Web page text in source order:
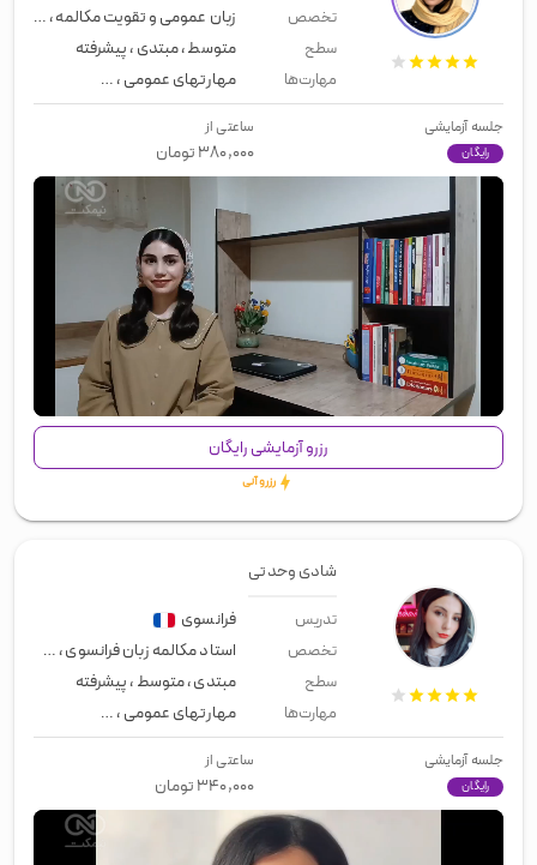
تخصص زبان عمومی و تقویت مکالمه،
سطح متوسط،مبتدی،پیشرفته
مهارت‌ها مهارتهای عمومی،زبان عمومی
جلسه آزمایشی
رایگان
ساعتی از
۳۸۰,۰۰۰تومان
00:00 / 01:14
رزرو آزمایشی رایگان
رزرو آنی
شادی وحدتی
تدریس فرانسوی
تخصص استاد مکالمه زبان فرانسوی،مصاحبه
سطح مبتدی،متوسط،پیشرفته
مهارت‌ها مهارتهای عمومی،زبان عمومی
جلسه آزمایشی
رایگان
ساعتی از
۳۴۰,۰۰۰تومان